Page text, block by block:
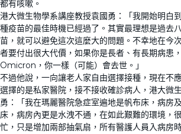
都有咳嗽。
港大微生物學系講座教授袁國勇：「我開始明白
種疫苗的最佳時機已經過了。其實最理想是過去
苗，就可以避免這次這麼大的問題。不幸地在今
者要付出很大代價，如果你是長者、有長期病患
Omicron，你一樣（可能）會去世。」
不過他說，一向讓老人家自由選擇接種，現在不
選擇的是私家醫院，接不接收確診病人，港大微
勇：「我在瑪麗醫院急症室遍地是帆布床，病房
床，病房內更是水洩不通，在如此艱難的環境，
忙，只是增加兩部抽氣扇，所有醫護人員入病房